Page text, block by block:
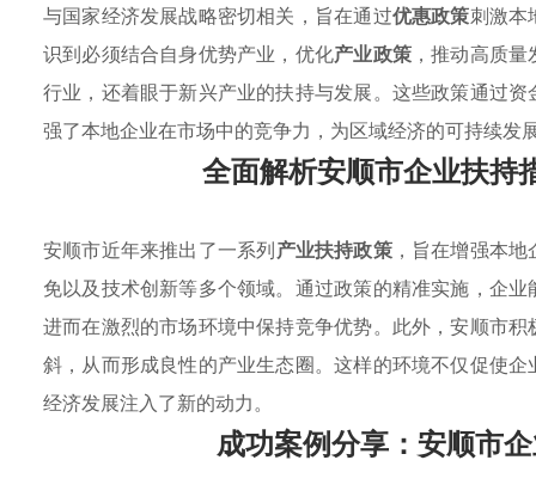
与国家经济发展战略密切相关，旨在通过优惠政策刺激本
识到必须结合自身优势产业，优化产业政策，推动高质量
行业，还着眼于新兴产业的扶持与发展。这些政策通过
强了本地企业在市场中的竞争力，为区域经济的可持续发
全面解析安顺市企业扶持
安顺市近年来推出了一系列产业扶持政策，旨在增强本地
免以及技术创新等多个领域。通过政策的精准实施，企
进而在激烈的市场环境中保持竞争优势。此外，安顺市积
斜，从而形成良性的产业生态圈。这样的环境不仅促使
经济发展注入了新的动力。
成功案例分享：安顺市